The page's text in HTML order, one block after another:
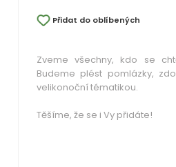
Přidat do oblíbených
Zveme všechny, kdo se
Budeme plést pomlázky,
velikonoční tématikou.
Těšíme, že se i Vy přidáte!